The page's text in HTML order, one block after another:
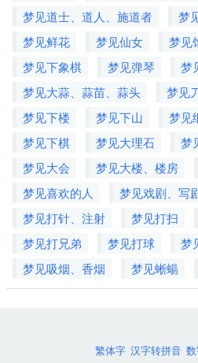
梦见道士、道人、施道者
梦
梦见鲜花
梦见仙女 梦见
梦见下象棋
梦见弹琴
梦
梦见大蒜、蒜苗、蒜头
梦见
梦见下楼
梦见下山 梦见
梦见下棋
梦见大理石 梦
梦见大会
梦见大楼、楼房
梦见喜欢的人
梦见戏剧、写
梦见打针、注射
梦见打扫
梦见打兄弟
梦见打球 梦
梦见吸烟、香烟
梦见蜥蝪
繁体字 汉字转拼音